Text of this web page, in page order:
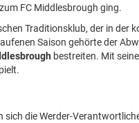
FC Middlesbrough ging.
Traditionsklub, der in der
Saison gehörte der
bestreiten. Mit
sich die Werder-